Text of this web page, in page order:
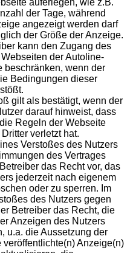
auferlegen, wie z.B.
der Tage, während
angezeigt werden darf
der Größe der Anzeige.
kann den Zugang des
der Autoline-
beschränken, wenn der
Bedingungen dieser
gilt als bestätigt, wenn der
darauf hinweist, dass
Regeln der Webseite
verletzt hat.
Verstoßes des Nutzers
des Vertrages
das Recht vor, das
jederzeit nach eigenem
oder zu sperren. Im
des Nutzers gegen
Betreiber das Recht, die
Anzeigen des Nutzers
u.a. die Aussetzung der
veröffentlichte(n) Anzeige(n)